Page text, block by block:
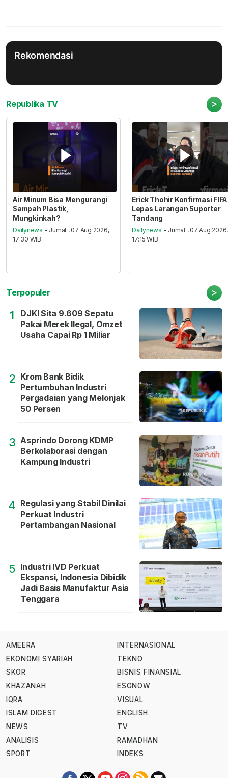
Rekomendasi
Republika TV >
Air Minum Bisa Mengurangi
Sampah Plastik,
Mungkinkah?
Dailynews - Jumat , 07 Aug 2026,
17:30 WIB
Erick Thohir Konfirmasi FIFA
Lepas Larangan Suporter
Tandang
Dailynews - Jumat , 07 Aug 2026,
17:15 WIB
Terpopuler >
1
DJKI Sita 9.609 Sepatu
Pakai Merek Ilegal, Omzet
Usaha Capai Rp 1 Miliar
2 Krom Bank Bidik
Pertumbuhan Industri
Pergadaian yang Melonjak
50 Persen
3 Asprindo Dorong KDMP
Berkolaborasi dengan
Kampung Industri
4 Regulasi yang Stabil Dinilai
Perkuat Industri
Pertambangan Nasional
5 Industri IVD Perkuat
Ekspansi, Indonesia Dibidik
Jadi Basis Manufaktur Asia
Tenggara
AMEERA
EKONOMI SYARIAH
SKOR
KHAZANAH
IQRA
ISLAM DIGEST
NEWS
ANALISIS
SPORT
INTERNASIONAL
TEKNO
BISNIS FINANSIAL
ESGNOW
VISUAL
ENGLISH
TV
RAMADHAN
INDEKS